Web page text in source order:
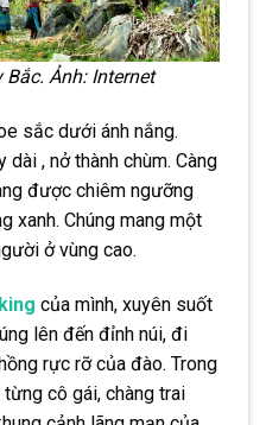
Ảnh: Internet
sắc dưới ánh nắng.
, nở thành chùm. Càng
được chiêm ngưỡng
xanh. Chúng mang một
ở vùng cao.
của mình, xuyên suốt
lên đến đỉnh núi, đi
rực rỡ của đào. Trong
cô gái, chàng trai